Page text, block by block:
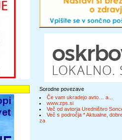
Sorodne povezave
Če vam ukradejo avto… a...
www.zps.si
Več od avtorja Uredništvo
Več s področja * Aktualne,
za